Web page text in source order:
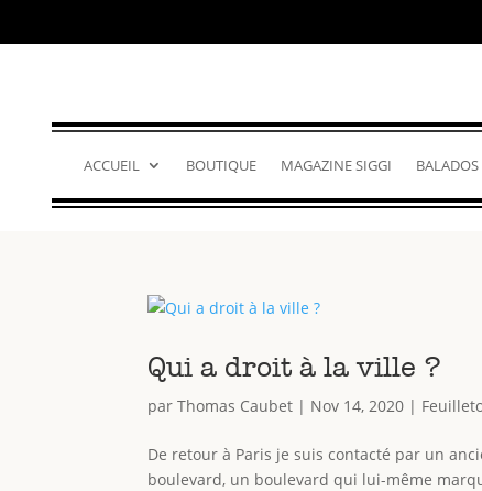
ACCUEIL BOUTIQUE MAGAZINE SIGGI BALADOS
Qui a droit à la ville ?
parThomas Caubet | Nov 14, 2020 |
De retour à Paris je suis contacté par un
boulevard, un boulevard qui lui-même